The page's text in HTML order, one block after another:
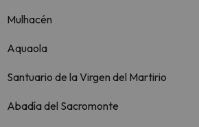
Mulhacén
Aquaola
Santuario de la Virgen del Martirio
Abadía del Sacromonte